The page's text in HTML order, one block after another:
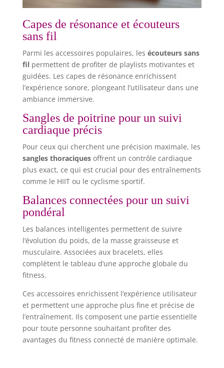
Capes de résonance et écouteurs
sans fil
Parmi les accessoires populaires, les écouteurs sans
filpermettent de profiter de playlists motivantes et
guidées. Les capes de résonance enrichissent
l’expérience sonore, plongeant l’utilisateur dans une
ambiance immersive.
Sangles de poitrine pour un suivi
cardiaque précis
Pour ceux qui cherchent une précision maximale, les
sangles thoraciquesoffrent un contrôle cardiaque
plus exact, ce qui est crucial pour des entraînements
comme le HIIT ou le cyclisme sportif.
Balances connectées pour un suivi
pondéral
Les balances intelligentes permettent de suivre
l’évolution du poids, de la masse graisseuse et
musculaire. Associées aux bracelets, elles
complètent le tableau d’une approche globale du
fitness.
Ces accessoires enrichissent l’expérience utilisateur
et permettent une approche plus fine et précise de
l’entraînement. Ils composent une partie essentielle
pour toute personne souhaitant profiter des
avantages du fitness connecté de manière optimale.